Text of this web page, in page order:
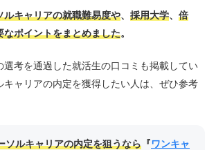
ルキャリアの就職難易度や、 採用大学、 倍
なポイントをまとめました。
選考を通過した就活生の口コミも掲載してい
キャリアの内定を獲得したい人は、ぜひ参考
ソルキャリアの内定を狙うなら 『 ワンキャ